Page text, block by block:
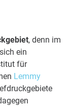
, denn im
ein
für
Lemmy